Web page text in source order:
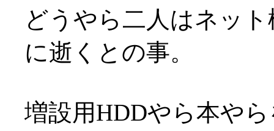
どうやら二人はネッ
に逝くとの事。
増設用HDDやら本や